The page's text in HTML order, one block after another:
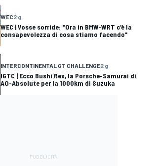
WEC2 g
WEC | Vosse sorride: "Ora in BMW-WRT c'è la
consapevolezza di cosa stiamo facendo"
INTERCONTINENTAL GT CHALLENGE2 g
IGTC | Ecco Bushi Rex, la Porsche-Samurai di
AO-Absolute per la 1000km di Suzuka